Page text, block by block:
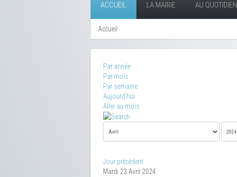
ACCUEIL LA MAIRIE AU QUOTIDIEN
Accueil
Par année
Par mois
Par semaine
Aujourd'hui
Aller au mois
Jour précédent
Mardi 23 Avril 2024